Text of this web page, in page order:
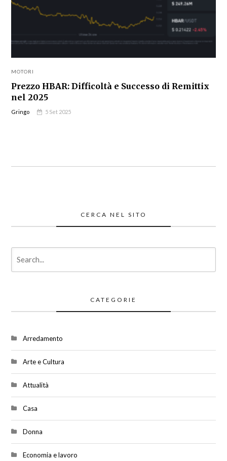
MOTORI
Prezzo HBAR: Difficoltà e Successo di Remittix
nel 2025
Gringo 5 Set 2025
CERCA NEL SITO
CATEGORIE
Arredamento
Arte e Cultura
Attualità
Casa
Donna
Economia e lavoro